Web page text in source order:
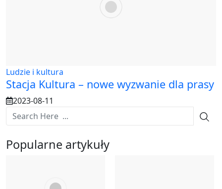
Ludzie i kultura
Stacja Kultura – nowe wyzwanie dla prasy
2023-08-11
Popularne artykuły